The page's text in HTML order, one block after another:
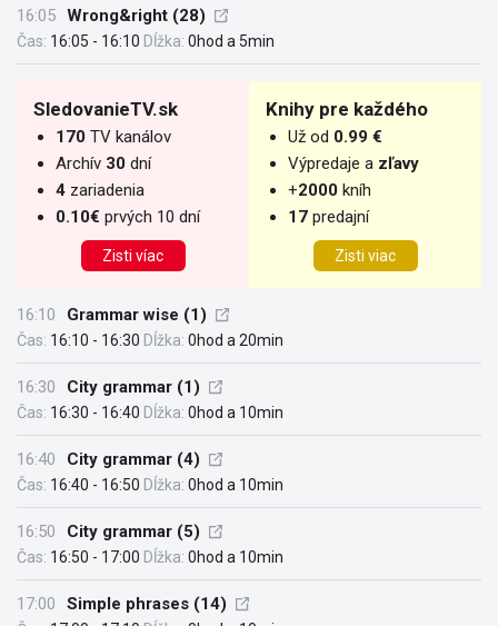
16:05 Wrong&right (28)
Čas: 16:05 - 16:10 Dĺžka: 0hod a 5min
SledovanieTV.sk
170 TV kanálov
Archív 30 dní
4 zariadenia
0.10€ prvých 10 dní
Zisti víac
Knihy pre každého
Už od 0.99 €
Výpredaje a zľavy
+2000 kníh
17 predajní
Zisti viac
16:10 Grammar wise (1)
Čas: 16:10 - 16:30 Dĺžka: 0hod a 20min
16:30 City grammar (1)
Čas: 16:30 - 16:40 Dĺžka: 0hod a 10min
16:40 City grammar (4)
Čas: 16:40 - 16:50 Dĺžka: 0hod a 10min
16:50 City grammar (5)
Čas: 16:50 - 17:00 Dĺžka: 0hod a 10min
17:00 Simple phrases (14)